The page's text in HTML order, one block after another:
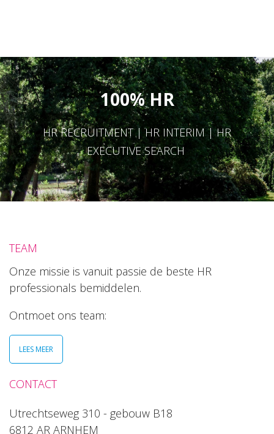
100% HR
HR RECRUITMENT | HR INTERIM | HR
EXECUTIVE SEARCH
TEAM
Onze missie is vanuit passie de beste HR
professionals bemiddelen.
Ontmoet ons team:
LEES MEER
CONTACT
Utrechtseweg 310 - gebouw B18
6812 AR ARNHEM